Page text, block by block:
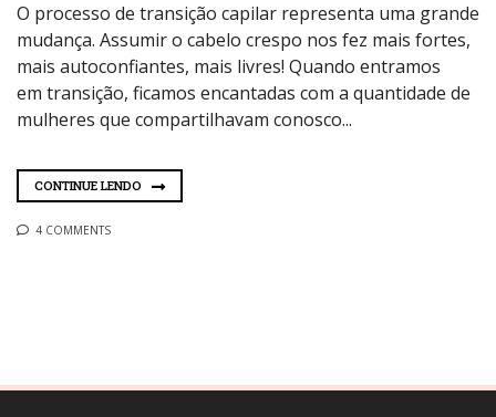
O processo de transição capilar representa uma grande
mudança. Assumir o cabelo crespo nos fez mais fortes,
mais autoconfiantes, mais livres! Quando entramos
em transição, ficamos encantadas com a quantidade de
mulheres que compartilhavam conosco...
CONTINUE LENDO
4 COMMENTS